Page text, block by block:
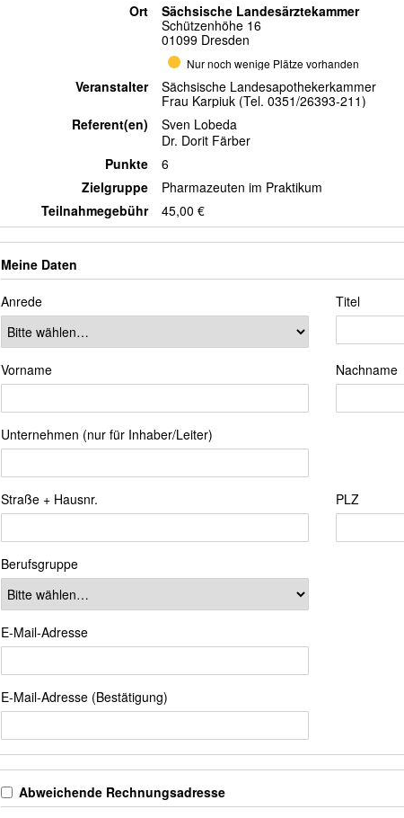
Ort
Sächsische Landesärztekammer
Schützenhöhe 16
01099 Dresden
Nur noch wenige Plätze vorhanden
Veranstalter
Sächsische Landesapothekerkammer
Frau Karpiuk (Tel. 0351/26393-211)
Referent(en)
Sven Lobeda
Dr. Dorit Färber
Punkte
6
Zielgruppe
Pharmazeuten im Praktikum
Teilnahmegebühr
45,00 €
Meine Daten
Anrede Titel
Vorname Nachname
Unternehmen (nur für Inhaber/Leiter)
Straße + Hausnr. PLZ
Berufsgruppe
E-Mail-Adresse
E-Mail-Adresse (Bestätigung)
Abweichende Rechnungsadresse